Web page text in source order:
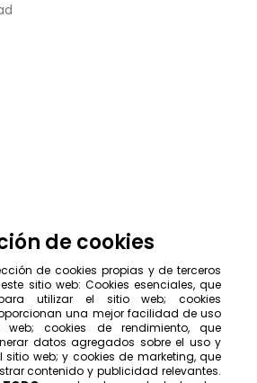
de cookies
de cookies propias y de terceros
sitio web: Cookies esenciales, que
utilizar el sitio web; cookies
una mejor facilidad de uso
cookies de rendimiento, que
datos agregados sobre el uso y
web; y cookies de marketing, que
contenido y publicidad relevantes.